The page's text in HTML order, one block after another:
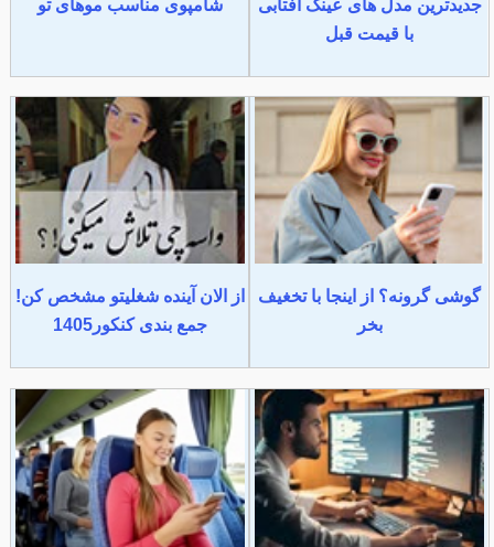
جدیدترین مدل های عینک آفتابی
با قیمت قبل
شامپوی مناسب موهای تو
گوشی گرونه؟ از اینجا با تخغیف
بخر
از الان آینده شغلیتو مشخص کن!
جمع بندی کنکور1405